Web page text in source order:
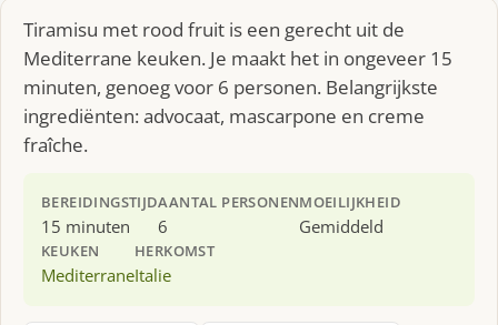
Tiramisu met rood fruit is een gerecht uit de
Mediterrane keuken. Je maakt het in ongeveer 15
minuten, genoeg voor 6 personen. Belangrijkste
ingrediënten: advocaat, mascarpone en creme
fraîche.
BEREIDINGSTIJD
15 minuten
AANTAL PERSONEN
6
MOEILIJKHEID
Gemiddeld
KEUKEN
Mediterrane
HERKOMST
Italie